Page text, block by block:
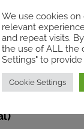
aborde
négociés
afin
We use cookies
relevant
and repeat visits.
the use of ALL the
Settings" to
Cookie Settings